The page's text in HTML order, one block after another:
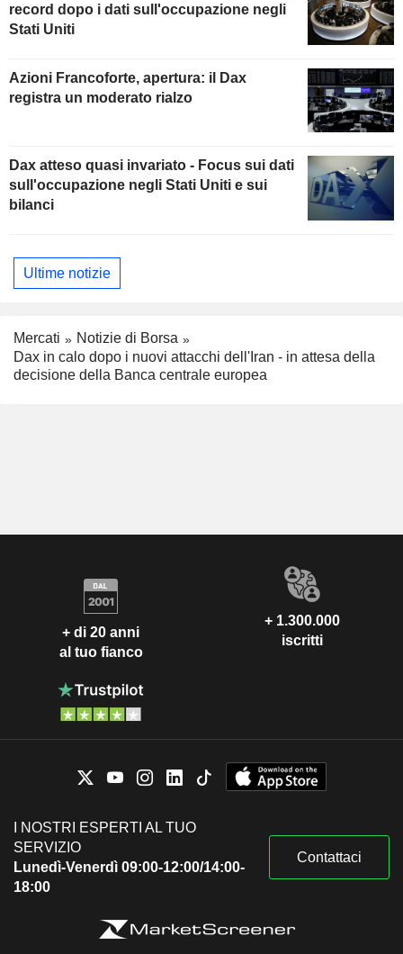
record dopo i dati sull'occupazione negli
Stati Uniti
Azioni Francoforte, apertura: il Dax
registra un moderato rialzo
Dax atteso quasi invariato - Focus sui dati
sull'occupazione negli Stati Uniti e sui
bilanci
Ultime notizie
Mercati
Notizie di Borsa
Dax in calo dopo i nuovi attacchi dell'Iran - in attesa della
decisione della Banca centrale europea
+ di 20 anni
al tuo fianco
+ 1.300.000
iscritti
I NOSTRI ESPERTI AL TUO
SERVIZIO
Lunedì-Venerdì 09:00-12:00/14:00-
18:00
Contattaci